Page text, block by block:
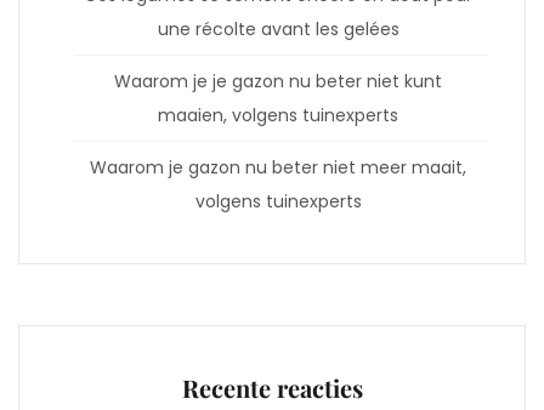
une récolte avant les gelées
Waarom je je gazon nu beter niet kunt
maaien, volgens tuinexperts
Waarom je gazon nu beter niet meer maait,
volgens tuinexperts
Recente reacties